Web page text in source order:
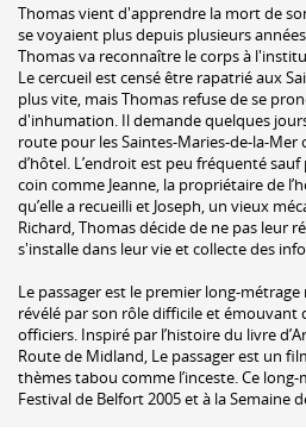
Thomas vient d'apprendre la mort de
se voyaient plus depuis plusieurs
Thomas va reconnaître le corps à
Le cercueil est censé être rapatrié aux
plus vite, mais Thomas refuse de se
d'inhumation. Il demande quelques
route pour les Saintes-Maries-de-la-Mer
d’hôtel. L’endroit est peu fréquenté
coin comme Jeanne, la propriétaire de
qu’elle a recueilli et Joseph, un vieux
Richard, Thomas décide de ne pas leur
s'installe dans leur vie et collecte des
Le passager est le premier long-métrage
révélé par son rôle difficile et émouvant
officiers. Inspiré par l’histoire du livre
Route de Midland, Le passager est un
thèmes tabou comme l’inceste. Ce
Festival de Belfort 2005 et à la Semaine